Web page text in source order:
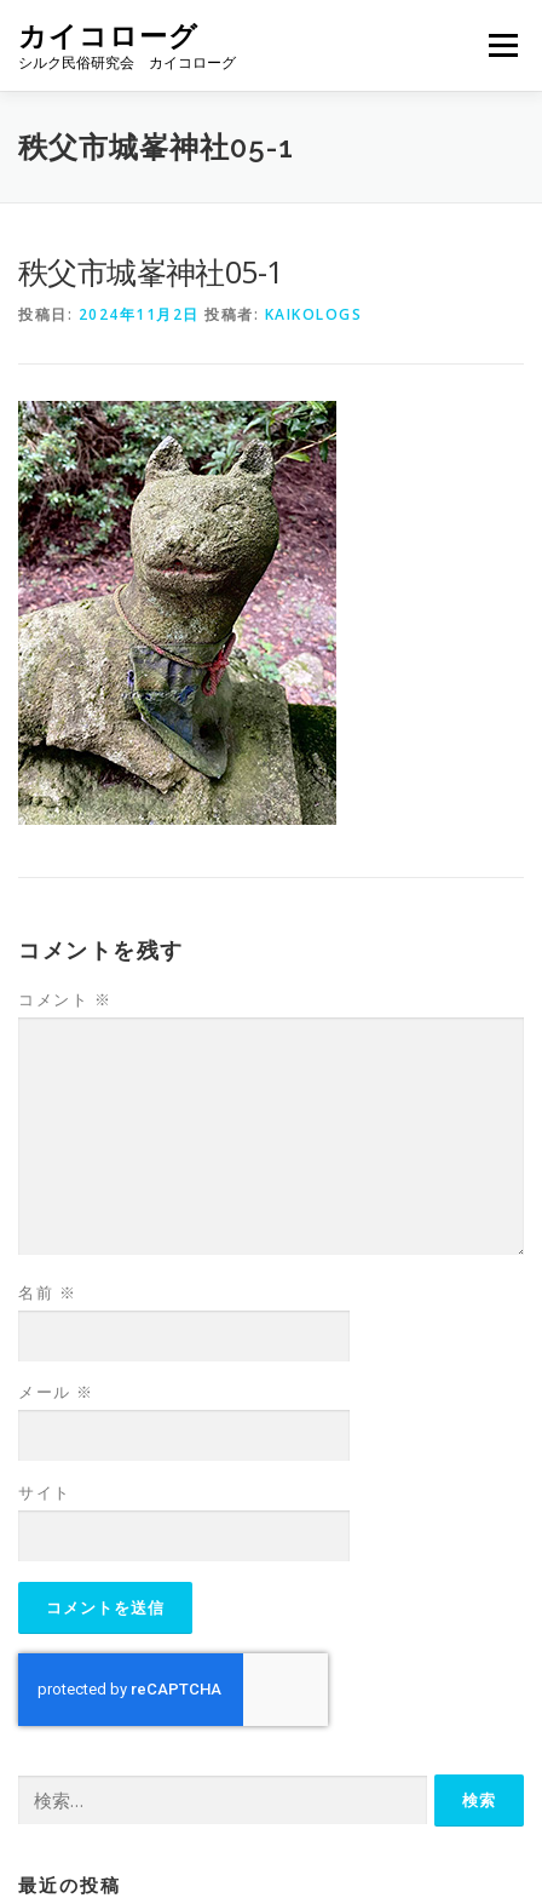
カイコローグ
シルク民俗研究会 カイコローグ
メニュー
カイコローグの歩み 資料館図書
秩父市城峯神社05-1
秩父市城峯神社05-1
投稿日: 2024年11月2日 投稿者: KAIKOLOGS
コメントを残す
コメント ※
名前 ※
メール ※
サイト
索:
最近の投稿